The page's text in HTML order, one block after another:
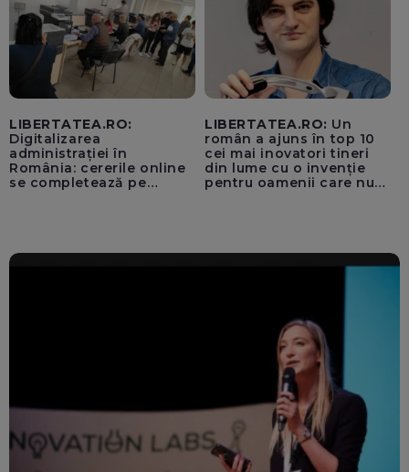
LIBERTATEA.RO:
Digitalizarea
administrației în
România: cererile online
se completează pe
LIBERTATEA.RO: Un
român a ajuns în top 10
cei mai inovatori tineri
din lume cu o invenție
pentru oamenii care nu